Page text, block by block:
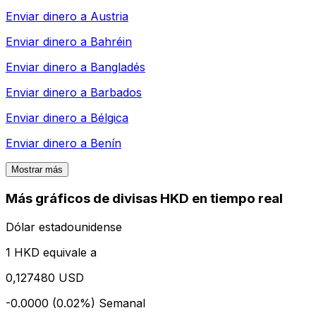
Enviar dinero a Austria
Enviar dinero a Bahréin
Enviar dinero a Bangladés
Enviar dinero a Barbados
Enviar dinero a Bélgica
Enviar dinero a Benín
Mostrar más
Más gráficos de divisas HKD en tiempo real
Dólar estadounidense
1 HKD equivale a
0,127480 USD
-0.0000 (0.02%) Semanal